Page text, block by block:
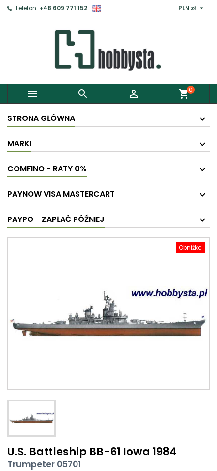
Telefon: +48 609 771 152 PLN zł 
   shopping_cart0
STRONA GŁÓWNA
MARKI
COMFINO - RATY 0%
PAYNOW VISA MASTERCART
PAYPO - ZAPŁAĆ PÓŹNIEJ
Obniżka
U.S. Battleship BB-61 Iowa 1984
Trumpeter 05701